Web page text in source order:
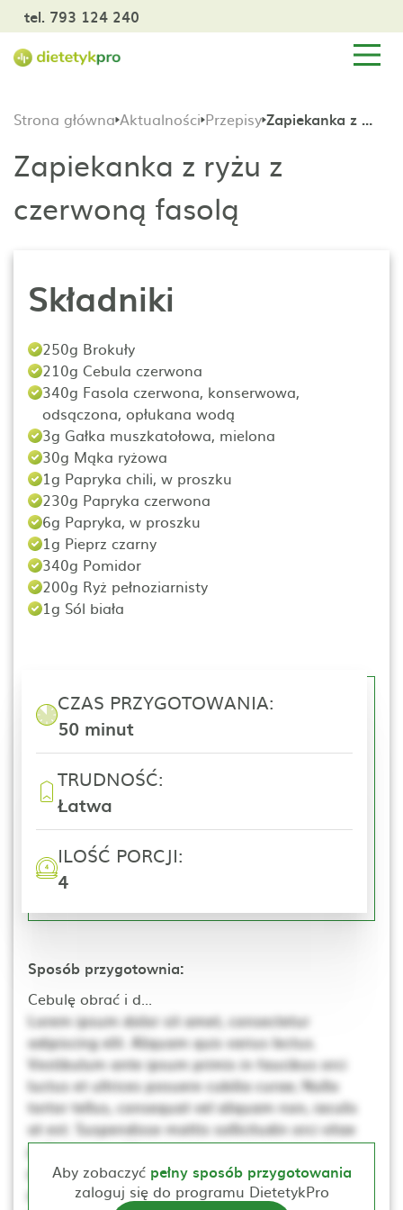
tel. 793 124 240
Strona główna Aktualności Przepisy Zapiekanka z ryżu z czerwoną fasolą
Zapiekanka z ryżu z
czerwoną fasolą
Składniki
250g Brokuły
210g Cebula czerwona
340g Fasola czerwona, konserwowa,
odsączona, opłukana wodą
3g Gałka muszkatołowa, mielona
30g Mąka ryżowa
1g Papryka chili, w proszku
230g Papryka czerwona
6g Papryka, w proszku
1g Pieprz czarny
340g Pomidor
200g Ryż pełnoziarnisty
1g Sól biała
CZAS PRZYGOTOWANIA:
50 minut
TRUDNOŚĆ:
Łatwa
ILOŚĆ PORCJI:
4
Sposób przygotownia:
Cebulę obrać i d...
Lorem ipsum dolor sit amet, consectetur
adipiscing elit. Aliquam quis varius lectus.
Vestibulum ante ipsum primis in faucibus orci
luctus et ultrices posuere cubilia curae; Nulla
tortor tellus, consequat vel aliquam non, iaculis
at est. Suspendisse mattis sollicitudin orci vitae
pellentesque. Ut non neque a mi consequat
posuere. Nulla elementum, ante sed tincidunt
porta, lectus dui rhoncus magna, at posuere t
Aby zobaczyć pełny sposób przygotowania
zaloguj się do programu DietetykPro